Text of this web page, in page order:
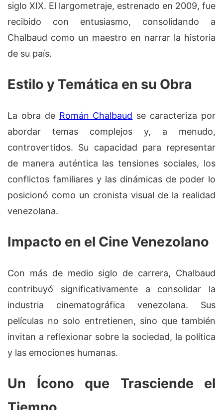
siglo XIX. El largometraje, estrenado en 2009, fue
recibido con entusiasmo, consolidando a
Chalbaud como un maestro en narrar la historia
de su país.
Estilo y Temática en su Obra
La obra de Román Chalbaud se caracteriza por
abordar temas complejos y, a menudo,
controvertidos. Su capacidad para representar
de manera auténtica las tensiones sociales, los
conflictos familiares y las dinámicas de poder lo
posicionó como un cronista visual de la realidad
venezolana.
Impacto en el Cine Venezolano
Con más de medio siglo de carrera, Chalbaud
contribuyó significativamente a consolidar la
industria cinematográfica venezolana. Sus
películas no solo entretienen, sino que también
invitan a reflexionar sobre la sociedad, la política
y las emociones humanas.
Un Ícono que Trasciende el